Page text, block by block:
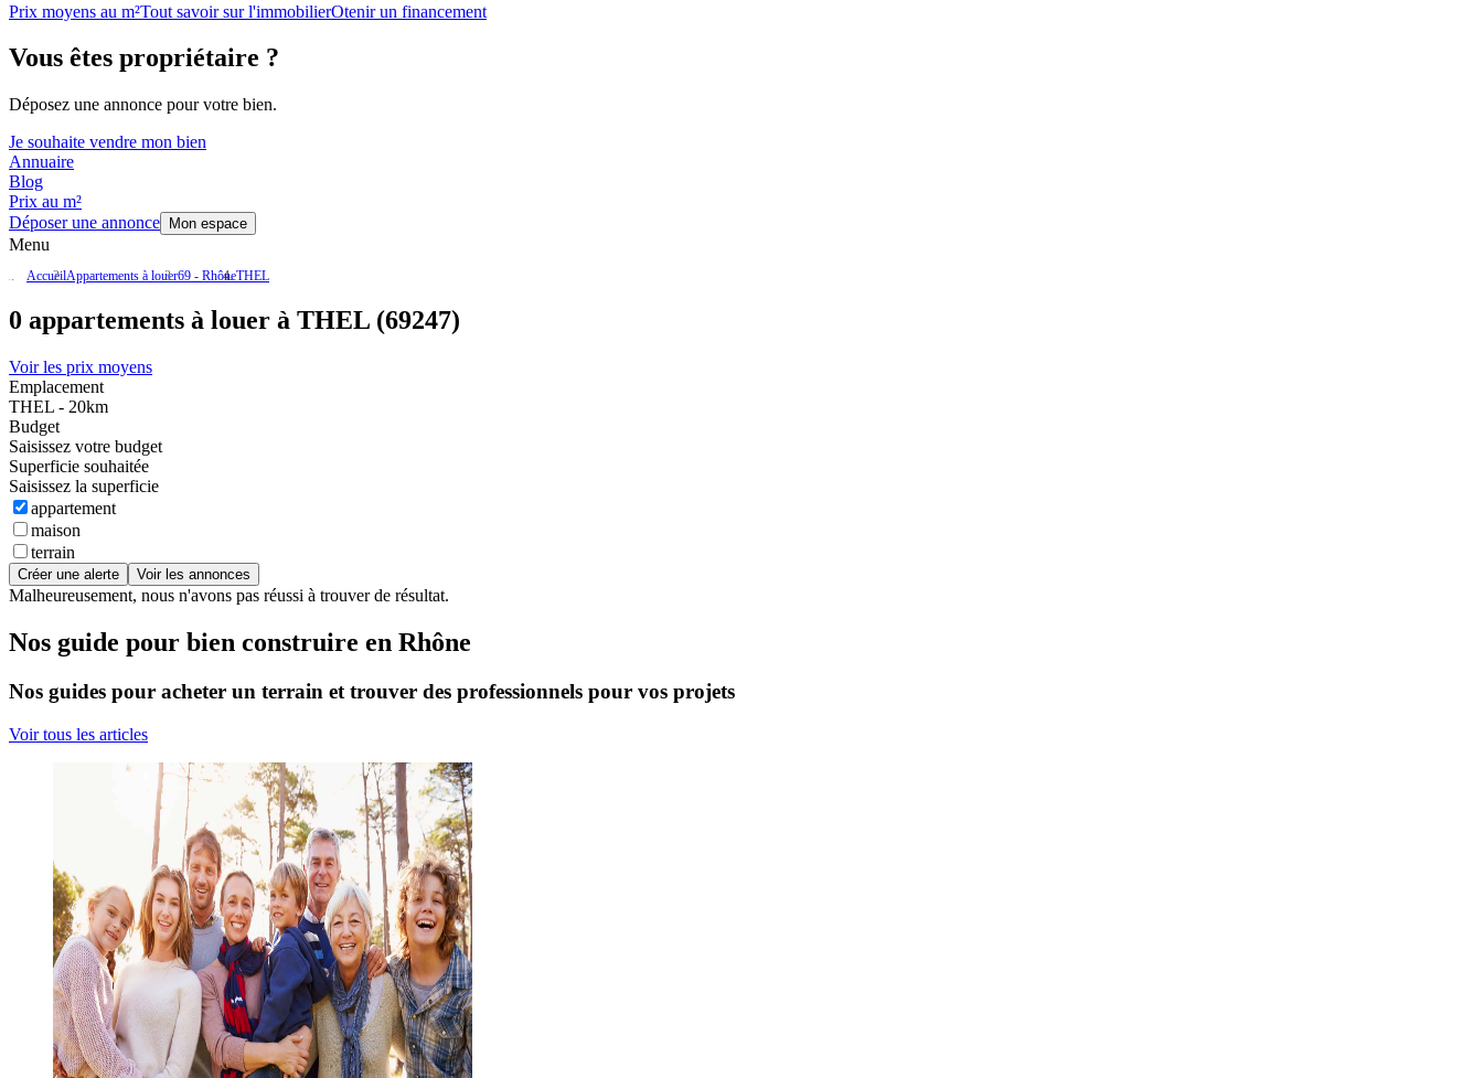
Prix moyens au m²Tout savoir sur l'immobilierOtenir un financement
Vous êtes propriétaire ?
Déposez une annonce pour votre bien.
Je souhaite vendre mon bien
Annuaire
Blog
Prix au m²
Déposer une annonce
Mon espace
Menu
AccueilAppartements à louer69 - RhôneTHEL
0 appartements à louer à THEL (69247)
Voir les prix moyens
Emplacement
THEL - 20km
Budget
Saisissez votre budget
Superficie souhaitée
Saisissez la superficie
appartement
maison
terrain
Créer une alerte Voir les annonces
Malheureusement, nous n'avons pas réussi à trouver de résultat.
Nos guide pour bien construire en Rhône
Nos guides pour acheter un terrain et trouver des professionnels pour vos projets
Voir tous les articles